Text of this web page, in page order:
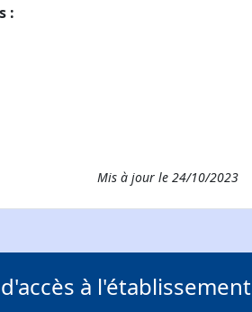
:
Mis à jour le 24/10/2023
à l'établissement